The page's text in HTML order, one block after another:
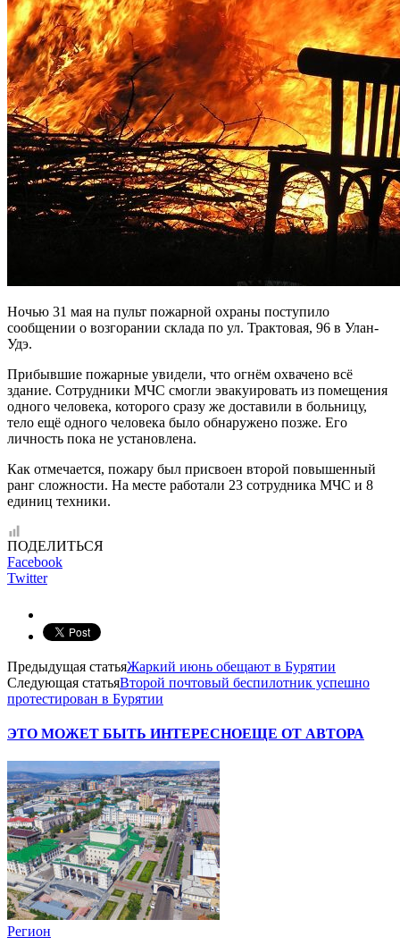
Ночью 31 мая на пульт пожарной охраны поступило
сообщении о возгорании склада по ул. Трактовая, 96 в Улан-
Удэ.
Прибывшие пожарные увидели, что огнём охвачено всё
здание. Сотрудники МЧС смогли эвакуировать из помещения
одного человека, которого сразу же доставили в больницу,
тело ещё одного человека было обнаружено позже. Его
личность пока не установлена.
Как отмечается, пожару был присвоен второй повышенный
ранг сложности. На месте работали 23 сотрудника МЧС и 8
единиц техники.
ПОДЕЛИТЬСЯ
Facebook
Twitter
Предыдущая статьяЖаркий июнь обещают в Бурятии
Следующая статьяВторой почтовый беспилотник успешно
протестирован в Бурятии
ЭТО МОЖЕТ БЫТЬ ИНТЕРЕСНОЕЩЕ ОТ АВТОРА
Регион